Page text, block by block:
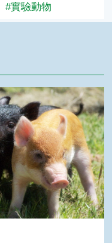
#實驗動物